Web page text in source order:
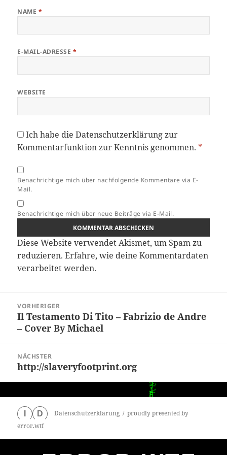
NAME *
E-MAIL-ADRESSE *
WEBSITE
Ich habe dieDatenschutzerklärungzur
Kommentarfunktion zur Kenntnis genommen. *
Benachrichtige mich über nachfolgende Kommentare via E-
Mail.
Benachrichtige mich über neue Beiträge via E-Mail.
Diese Website verwendet Akismet, um Spam zu
reduzieren.Erfahre, wie deine Kommentardaten
verarbeitet werden.
VORHERIGER
Vorheriger
Beitrag:
Il Testamento Di Tito – Fabrizio de Andre
– Cover By Michael
NÄCHSTER
Nächster
Beitrag:
http://slaveryfootprint.org
D Datenschutzerklärung
proudly presented by
error.wtf